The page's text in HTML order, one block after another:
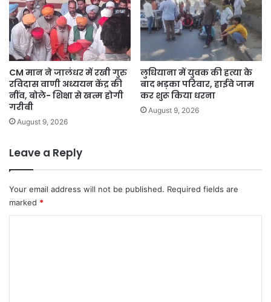
CM मान ने जालंधर में रखी गुरु
रविदास वाणी अध्ययन केंद्र की
नींव, बोले- शिक्षा से खत्म होगी
गरीबी
August 9, 2026
लुधियाना में युवक की हत्या के
बाद भड़का परिवार, हाईवे जाम
कर शुरू किया धरना
August 9, 2026
Leave a Reply
Your email address will not be published. Required fields are
marked *